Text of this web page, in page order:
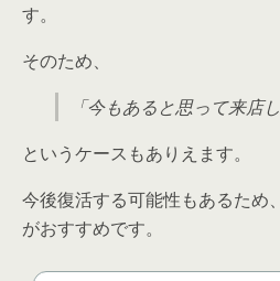
す。
そのため、
「今もあると思って来店
というケースもありえます。
今後復活する可能性もあるため
がおすすめです。